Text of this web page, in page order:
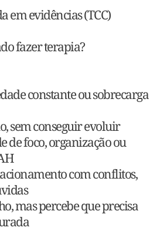
em evidências (TCC)
fazer terapia?
constante ou sobrecarga
sem conseguir evoluir
de foco, organização ou
com conflitos,
mas percebe que precisa